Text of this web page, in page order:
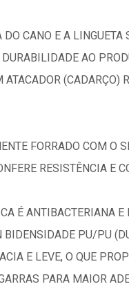
DO CANO E A
AO
(CADARÇO)
FORRADO COM O
RESISTÊNCIA E
É ANTIBACTERIANA E
BIDENSIDADE PU/PU
E LEVE, O QUE
PARA MAIOR